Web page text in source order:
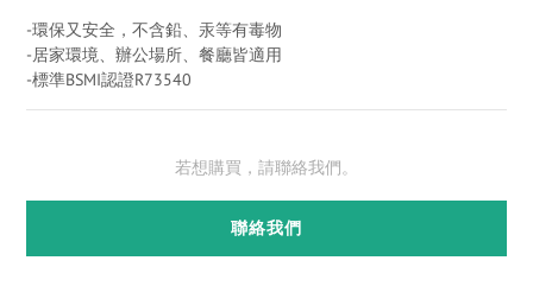
-環保又安全，不含鉛、汞等有毒物
-居家環境、辦公場所、餐廳皆適用
-標準BSMI認證R73540
若想購買，請聯絡我們。
聯絡我們